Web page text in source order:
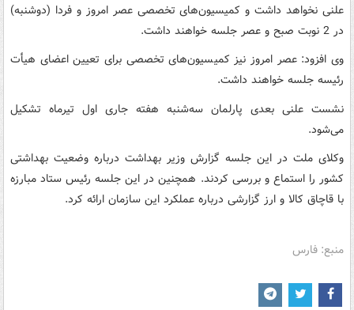
علنی نخواهد داشت و کمیسیون‌های تخصصی عصر امروز و فردا (دوشنبه)
در 2 نوبت صبح و عصر جلسه خواهند داشت.
وی افزود: عصر امروز نیز کمیسیون‌های تخصصی برای تعیین اعضای هیأت
رئیسه جلسه خواهند داشت.
نشست علنی بعدی پارلمان سه‌شنبه هفته جاری اول تیرماه تشکیل
می‌شود.
وکلای ملت در این جلسه گزارش وزیر بهداشت درباره وضعیت بهداشتی
کشور را استماع و بررسی کردند. همچنین در این جلسه رئیس ستاد مبارزه
با قاچاق کالا و ارز گزارشی درباره عملکرد این سازمان ارائه کرد.
منبع: فارس